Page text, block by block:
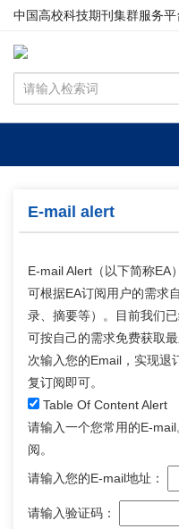
中国高校科技期刊集群服务平
E-mail alert
E-mail Alert（以下简称EA
可根据EA订阅用户的需求
录、摘要等）。目前我们
可按自己的需求免费获取
次输入您的Email，实现退
复订阅即可。
Table Of Content Alert
请输入一个您常用的E-
阅。
请输入您的E-mail地址：
请输入验证码：